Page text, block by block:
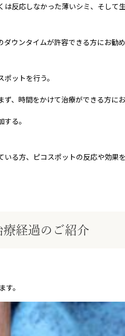
反応しなかった薄いシミ、そして
ウンタイムが許容できる方にお勧
ットを行う。
、時間をかけて治療ができる方に
る。
る方、ピコスポットの反応や効果
療経過のご紹介
。